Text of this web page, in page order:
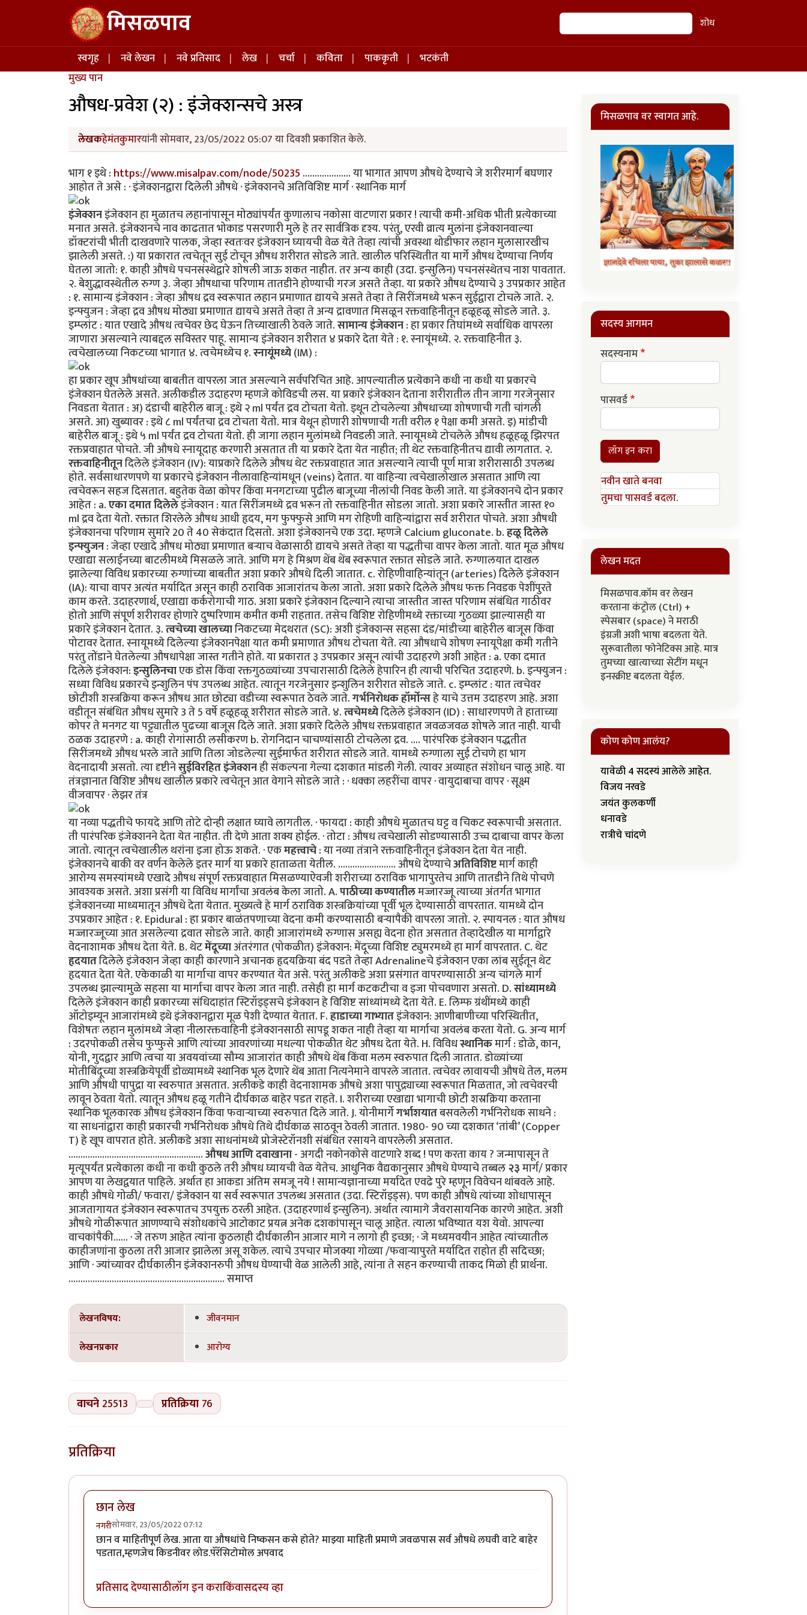
Skip to main content मिसळपाव शोध शोध
Main navigation
स्वगृह नवे लेखन नवे प्रतिसाद लेख चर्चा कविता पाककृती
भटकंती
मुख्य पान
औषध-प्रवेश (२) : इंजेक्शन्सचे अस्त्र
लेखकहेमंतकुमारयांनी सोमवार, 23/05/2022 05:07 या दिवशी प्रकाशित केले.
भाग १ इथे :https://www.misalpav.com/node/50235.................... या भागात आपण औषधे देण्याचे जे शरीरमार्ग बघणार
आहोत ते असे : · इंजेक्शनद्वारा दिलेली औषधे · इंजेक्शनचे अतिविशिष्ट मार्ग · स्थानिक मार्ग
इंजेक्शनइंजेक्शन हा मुळातच लहानांपासून मोठ्यांपर्यंत कुणालाच नकोसा वाटणारा प्रकार ! त्याची कमी-अधिक भीती प्रत्येकाच्या
मनात असते. इंजेक्शनचे नाव काढतात भोकाड पसरणारी मुले हे तर सार्वत्रिक दृश्य. परंतु, एरवी व्रात्य मुलांना इंजेक्शनवाल्या
डॉक्टरांची भीती दाखवणारे पालक, जेव्हा स्वतःवर इंजेक्शन घ्यायची वेळ येते तेव्हा त्यांची अवस्था थोडीफार लहान मुलासारखीच
झालेली असते. :) या प्रकारात त्वचेतून सुई टोचून औषध शरीरात सोडले जाते. खालील परिस्थितीत या मार्गे औषध देण्याचा निर्णय
घेतला जातो: १. काही औषधे पचनसंस्थेद्वारे शोषली जाऊ शकत नाहीत. तर अन्य काही (उदा. इन्सुलिन) पचनसंस्थेतच नाश पावतात.
२. बेशुद्धावस्थेतील रुग्ण ३. जेव्हा औषधाचा परिणाम तातडीने होण्याची गरज असते तेव्हा. या प्रकारे औषध देण्याचे ३ उपप्रकार आहेत
: १. सामान्य इंजेक्शन : जेव्हा औषध द्रव स्वरूपात लहान प्रमाणात द्यायचे असते तेव्हा ते सिरींजमध्ये भरून सुईद्वारा टोचले जाते. २.
इन्फ्युजन : जेव्हा द्रव औषध मोठ्या प्रमाणात द्यायचे असते तेव्हा ते अन्य द्रावणात मिसळून रक्तवाहिनीतून हळूहळू सोडले जाते. ३.
इम्प्लांट : यात एखादे औषध त्वचेवर छेद घेऊन तिच्याखाली ठेवले जाते.सामान्य इंजेक्शन: हा प्रकार तिघांमध्ये सर्वाधिक वापरला
जाणारा असल्याने त्याबद्दल सविस्तर पाहू. सामान्य इंजेक्शन शरीरात ४ प्रकारे देता येते : १. स्नायूंमध्ये. २. रक्तवाहिनीत ३.
त्वचेखालच्या निकटच्या भागात ४. त्वचेमध्येच १.स्नायूंमध्ये(IM) :
हा प्रकार खूप औषधांच्या बाबतीत वापरला जात असल्याने सर्वपरिचित आहे. आपल्यातील प्रत्येकाने कधी ना कधी या प्रकारचे
इंजेक्शन घेतलेले असते. अलीकडील उदाहरण म्हणजे कोविडची लस. या प्रकारे इंजेक्शन देताना शरीरातील तीन जागा गरजेनुसार
निवडता येतात : अ) दंडाची बाहेरील बाजू : इथे २ ml पर्यंत द्रव टोचता येतो. इथून टोचलेल्या औषधाच्या शोषणाची गती चांगली
असते. आ) खुब्यावर : इथे ८ ml पर्यंतचा द्रव टोचता येतो. मात्र येथून होणारी शोषणाची गती वरील १ पेक्षा कमी असते. इ) मांडीची
बाहेरील बाजू : इथे ५ ml पर्यंत द्रव टोचता येतो. ही जागा लहान मुलांमध्ये निवडली जाते. स्नायूमध्ये टोचलेले औषध हळूहळू झिरपत
रक्तप्रवाहात पोचते. जी औषधे स्नायूदाह करणारी असतात ती या प्रकारे देता येत नाहीत; ती थेट रक्तवाहिनीतच द्यावी लागतात. २.
रक्तवाहिनीतूनदिलेले इंजेक्शन (IV): याप्रकारे दिलेले औषध थेट रक्तप्रवाहात जात असल्याने त्याची पूर्ण मात्रा शरीरासाठी उपलब्ध
होते. सर्वसाधारणपणे या प्रकारचे इंजेक्शन नीलावाहिन्यांमधून (veins) देतात. या वाहिन्या त्वचेखालोखाल असतात आणि त्या
त्वचेवरून सहज दिसतात. बहुतेक वेळा कोपर किंवा मनगटाच्या पुढील बाजूच्या नीलांची निवड केली जाते. या इंजेक्शनचे दोन प्रकार
आहेत : a.एका दमात दिलेलेइंजेक्शन : यात सिरींजमध्ये द्रव भरून तो रक्तवाहिनीत सोडला जातो. अशा प्रकारे जास्तीत जास्त १०
ml द्रव देता येतो. रक्तात शिरलेले औषध आधी हृदय, मग फुफ्फुसे आणि मग रोहिणी वाहिन्यांद्वारा सर्व शरीरात पोचते. अशा औषधी
इंजेक्शनचा परिणाम सुमारे 20 ते 40 सेकंदात दिसतो. अशा इंजेक्शनचे एक उदा. म्हणजे Calcium gluconate. b.हळू दिलेले
इन्फ्युजन: जेव्हा एखादे औषध मोठ्या प्रमाणात बऱ्याच वेळासाठी द्यायचे असते तेव्हा या पद्धतीचा वापर केला जातो. यात मूळ औषध
एखाद्या सलाईनच्या बाटलीमध्ये मिसळले जाते. आणि मग हे मिश्रण थेंब थेंब स्वरूपात रक्तात सोडले जाते. रुग्णालयात दाखल
झालेल्या विविध प्रकारच्या रुग्णांच्या बाबतीत अशा प्रकारे औषधे दिली जातात. c. रोहिणीवाहिन्यांतून (arteries) दिलेले इंजेक्शन
(IA): याचा वापर अत्यंत मर्यादित असून काही ठराविक आजारांतच केला जातो. अशा प्रकारे दिलेले औषध फक्त निवडक पेशींपुरते
काम करते. उदाहरणार्थ, एखाद्या कर्करोगाची गाठ. अशा प्रकारे इंजेक्शन दिल्याने त्याचा जास्तीत जास्त परिणाम संबंधित गाठीवर
होतो आणि संपूर्ण शरीरावर होणारे दुष्परिणाम कमीत कमी राहतात. तसेच विशिष्ट रोहिणीमध्ये रक्ताच्या गुठळ्या झाल्यासही या
प्रकारे इंजेक्शन देतात. ३.त्वचेच्या खालच्यानिकटच्या मेदथरात (SC): अशी इंजेक्शन्स सहसा दंड/मांडीच्या बाहेरील बाजूस किंवा
पोटावर देतात. स्नायूमध्ये दिलेल्या इंजेक्शनपेक्षा यात कमी प्रमाणात औषध टोचता येते. त्या औषधाचे शोषण स्नायूपेक्षा कमी गतीने
परंतु तोंडाने घेतलेल्या औषधापेक्षा जास्त गतीने होते. या प्रकारात ३ उपप्रकार असून त्यांची उदाहरणे अशी आहेत : a. एका दमात
दिलेले इंजेक्शन:इन्सुलिनचाएक डोस किंवा रक्तगुठळ्यांच्या उपचारासाठी दिलेले हेपारिन ही त्याची परिचित उदाहरणे. b. इन्फ्युजन :
सध्या विविध प्रकारचे इन्शुलिन पंप उपलब्ध आहेत. त्यातून गरजेनुसार इन्शुलिन शरीरात सोडले जाते. c. इम्प्लांट : यात त्वचेवर
छोटीशी शस्त्रक्रिया करून औषध आत छोट्या वडीच्या स्वरूपात ठेवले जाते.गर्भनिरोधक हॉर्मोन्सहे याचे उत्तम उदाहरण आहे. अशा
वडीतून संबंधित औषध सुमारे 3 ते 5 वर्षे हळूहळू शरीरात सोडले जाते. ४.त्वचेमध्येदिलेले इंजेक्शन (ID) : साधारणपणे ते हाताच्या
कोपर ते मनगट या पट्ट्यातील पुढच्या बाजूस दिले जाते. अशा प्रकारे दिलेले औषध रक्तप्रवाहात जवळजवळ शोषले जात नाही. याची
ठळक उदाहरणे : a. काही रोगांसाठी लसीकरण b. रोगनिदान चाचण्यांसाठी टोचलेला द्रव. …. पारंपरिक इंजेक्शन पद्धतीत
सिरींजमध्ये औषध भरले जाते आणि तिला जोडलेल्या सुईमार्फत शरीरात सोडले जाते. यामध्ये रुग्णाला सुई टोचणे हा भाग
वेदनादायी असतो. त्या दृष्टीनेसुईविरहित इंजेक्शनही संकल्पना गेल्या दशकात मांडली गेली. त्यावर अव्याहत संशोधन चालू आहे. या
तंत्रज्ञानात विशिष्ट औषध खालील प्रकारे त्वचेतून आत वेगाने सोडले जाते : · धक्का लहरींचा वापर · वायुदाबाचा वापर · सूक्ष्म
वीजवापर · लेझर तंत्र
या नव्या पद्धतीचे फायदे आणि तोटे दोन्ही लक्षात घ्यावे लागतील. · फायदा : काही औषधे मुळातच घट्ट व चिकट स्वरूपाची असतात.
ती पारंपरिक इंजेक्शनने देता येत नाहीत. ती देणे आता शक्य होईल. · तोटा : औषध त्वचेखाली सोडण्यासाठी उच्च दाबाचा वापर केला
जातो. त्यातून त्वचेखालील थरांना इजा होऊ शकते. · एकमहत्त्वाचे: या नव्या तंत्राने रक्तवाहिनीतून इंजेक्शन देता येत नाही.
इंजेक्शनचे बाकी वर वर्णन केलेले इतर मार्ग या प्रकारे हाताळता येतील. ........................ औषधे देण्याचेअतिविशिष्टमार्ग काही
आरोग्य समस्यांमध्ये एखादे औषध संपूर्ण रक्तप्रवाहात मिसळण्याऐवजी शरीराच्या ठराविक भागापुरतेच आणि तातडीने तिथे पोचणे
आवश्यक असते. अशा प्रसंगी या विविध मार्गांचा अवलंब केला जातो. A.पाठीच्या कण्यातीलमज्जारज्जू त्याच्या अंतर्गत भागात
इंजेक्शनच्या माध्यमातून औषधे देता येतात. मुख्यत्वे हे मार्ग ठराविक शस्त्रक्रियांच्या पूर्वी भूल देण्यासाठी वापरतात. यामध्ये दोन
उपप्रकार आहेत : १. Epidural : हा प्रकार बाळंतपणाच्या वेदना कमी करण्यासाठी बऱ्यापैकी वापरला जातो. २. स्पायनल : यात औषध
मज्जारज्जूच्या आत असलेल्या द्रवात सोडले जाते. काही आजारांमध्ये रुग्णास असह्य वेदना होत असतात तेव्हादेखील या मार्गाद्वारे
वेदनाशामक औषध देता येते. B. थेटमेंदूच्याअंतरंगात (पोकळीत) इंजेक्शन: मेंदूच्या विशिष्ट ट्युमरमध्ये हा मार्ग वापरतात. C. थेट
हृदयातदिलेले इंजेक्शन जेव्हा काही कारणाने अचानक हृदयक्रिया बंद पडते तेव्हा Adrenalineचे इंजेक्शन एका लांब सुईतून थेट
हृदयात देता येते. एकेकाळी या मार्गाचा वापर करण्यात येत असे. परंतु अलीकडे अशा प्रसंगात वापरण्यासाठी अन्य चांगले मार्ग
उपलब्ध झाल्यामुळे सहसा या मार्गाचा वापर केला जात नाही. तसेही हा मार्ग कटकटीचा व इजा पोचवणारा असतो. D.सांध्यामध्ये
दिलेले इंजेक्शन काही प्रकारच्या संधिदाहांत स्टिरॉइड्सचे इंजेक्शन हे विशिष्ट सांध्यांमध्ये देता येते. E. लिम्फ ग्रंथींमध्ये काही
ऑटोइम्यून आजारांमध्ये इथे इंजेक्शनद्वारा मूळ पेशी देण्यात येतात. F.हाडाच्या गाभ्यातइंजेक्शन: आणीबाणीच्या परिस्थितीत,
विशेषतः लहान मुलांमध्ये जेव्हा नीलारक्तवाहिनी इंजेक्शनसाठी सापडू शकत नाही तेव्हा या मार्गाचा अवलंब करता येतो. G. अन्य मार्ग
: उदरपोकळी तसेच फुप्फुसे आणि त्यांच्या आवरणांच्या मधल्या पोकळीत थेट औषध देता येते. H. विविधस्थानिकमार्ग : डोळे, कान,
योनी, गुदद्वार आणि त्वचा या अवयवांच्या सौम्य आजारांत काही औषधे थेंब किंवा मलम स्वरुपात दिली जातात. डोळ्यांच्या
मोतीबिंदूच्या शस्त्रक्रियेपूर्वी डोळ्यामध्ये स्थानिक भूल देणारे थेंब आता नित्यनेमाने वापरले जातात. त्वचेवर लावायची औषधे तेल, मलम
आणि औषधी पापुद्रा या स्वरुपात असतात. अलीकडे काही वेदनाशामक औषधे अशा पापुद्र्याच्या स्वरूपात मिळतात, जो त्वचेवरची
लावून ठेवता येतो. त्यातून औषध हळू गतीने दीर्घकाळ बाहेर पडत राहते. I. शरीराच्या एखाद्या भागाची छोटी शस्रक्रिया करताना
स्थानिक भूलकारक औषध इंजेक्शन किंवा फवाऱ्याच्या स्वरुपात दिले जाते. J. योनीमार्गेगर्भाशयातबसवलेली गर्भनिरोधक साधने :
या साधनांद्वारा काही प्रकारची गर्भनिरोधक औषधे तिथे दीर्घकाळ साठवून ठेवली जातात. 1980- 90 च्या दशकात ‘तांबी’ (Copper
T) हे खूप वापरात होते. अलीकडे अशा साधनांमध्ये प्रोजेस्टेरॉनशी संबंधित रसायने वापरलेली असतात.
........................................................औषध आणि दवाखाना- अगदी नकोनकोसे वाटणारे शब्द ! पण करता काय ? जन्मापासून ते
मृत्यूपर्यंत प्रत्येकाला कधी ना कधी कुठले तरी औषध घ्यायची वेळ येतेच. आधुनिक वैद्यकानुसार औषधे घेण्याचे तब्बल२३मार्ग/ प्रकार
आपण या लेखद्वयात पाहिले. अर्थात हा आकडा अंतिम समजू नये ! सामान्यज्ञानाच्या मर्यादेत एवढे पुरे म्हणून विवेचन थांबवले आहे.
काही औषधे गोळी/ फवारा/ इंजेक्शन या सर्व स्वरूपात उपलब्ध असतात (उदा. स्टिरॉइड्स). पण काही औषधे त्यांच्या शोधापासून
आजतागायत इंजेक्शन स्वरूपातच उपयुक्त ठरली आहेत. (उदाहरणार्थ इन्सुलिन). अर्थात त्यामागे जैवरासायनिक कारणे आहेत. अशी
औषधे गोळीरूपात आणण्याचे संशोधकांचे आटोकाट प्रयत्न अनेक दशकांपासून चालू आहेत. त्याला भविष्यात यश येवो. आपल्या
वाचकांपैकी...... · जे तरुण आहेत त्यांना कुठलाही दीर्घकालीन आजार मागे न लागो ही इच्छा; · जे मध्यमवयीन आहेत त्यांच्यातील
काहीजणांना कुठला तरी आजार झालेला असू शकेल. त्याचे उपचार मोजक्या गोळ्या /फवाऱ्यापुरते मर्यादित राहोत ही सदिच्छा;
आणि · ज्यांच्यावर दीर्घकालीन इंजेक्शनरुपी औषध घेण्याची वेळ आलेली आहे, त्यांना ते सहन करण्याची ताकद मिळो ही प्रार्थना.
................................................................. समाप्त
लेखनविषय:
जीवनमान
लेखनप्रकार
आरोग्य
वाचने 25513 प्रतिक्रिया 76
प्रतिक्रिया
छान लेख
नगरीसोमवार, 23/05/2022 07:12
छान व माहितीपूर्ण लेख. आता या औषधांचे निष्कसन कसे होते? माझ्या माहिती प्रमाणे जवळपास सर्व औषधे लघवी वाटे बाहेर
पडतात,म्हणजेच किडनीवर लोड.पॅरॅसिटोमोल अपवाद
प्रतिसाद देण्यासाठीलॉग इन कराकिंवासदस्य व्हा
मिसळपाव वर स्वागत आहे.
सदस्य आगमन
सदस्यनाम
पासवर्ड
लॉग इन करा
नवीन खाते बनवा
तुमचा पासवर्ड बदला.
लेखन मदत
मिसळपाव.कॉम वर लेखन
करताना कंट्रोल (Ctrl) +
स्पेसबार (space) ने मराठी
इंग्रजी अशी भाषा बदलता येते.
सुरूवातीला फोनेटिक्स आहे. मात्र
तुमच्या खात्याच्या सेटींग मधून
इनस्क्रीप्ट बदलता येईल.
कोण कोण आलंय?
यावेळी 4 सदस्यं आलेले आहेत.
विजय नरवडे
जयंत कुलकर्णी
धनावडे
रात्रीचे चांदणे